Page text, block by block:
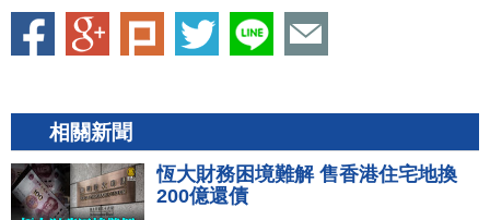
相關新聞
恆大財務困境難解 售香港住宅地換
200億還債